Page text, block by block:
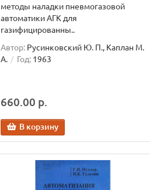
методы наладки пневмогазовой
автоматики АГК для
газифицированны..
Автор: Русинковский Ю. П., Каплан М.
А.
Год: 1963
660.00 р.
В корзину